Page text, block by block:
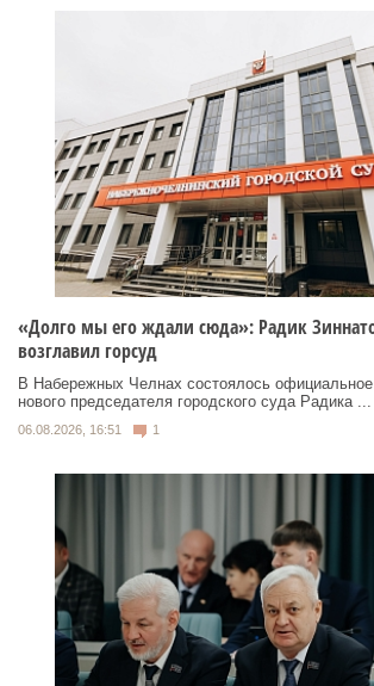
«Долго мы его ждали сюда»: Радик
возглавил горсуд
В Набережных Челнах состоялось
нового председателя городского суда Радика ...
06.08.2026, 16:51 1